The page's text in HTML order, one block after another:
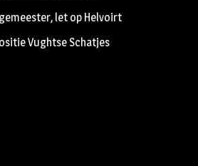
let op Helvoirt
Vughtse Schatjes